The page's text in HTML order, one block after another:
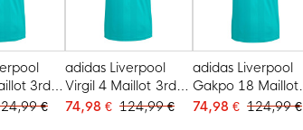
3rd
€
adidas Liverpool
Virgil 4 Maillot 3rd
2025-2026
74,98 € 124,99 €
adidas Liverpool
Gakpo 18 Maillot
3rd 2025-2026
74,98 € 124,99 €